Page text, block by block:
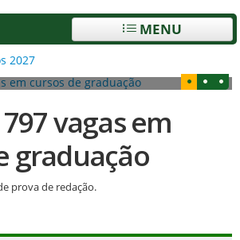
MENU
vagas em
graduação
prova de redação.